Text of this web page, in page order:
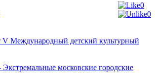
0
0
Международный детский культурный
московские городские